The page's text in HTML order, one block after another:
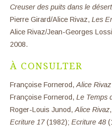
Creuser des puits dans le
Pierre Girard/Alice Rivaz, Les
Alice Rivaz/Jean-Georges
2008.
À CONSULTER
Françoise Fornerod, Alice
Françoise Fornerod, Le Temps
Roger-Louis Junod, Alice Rivaz
Ecriture 17(1982); Ecriture 48